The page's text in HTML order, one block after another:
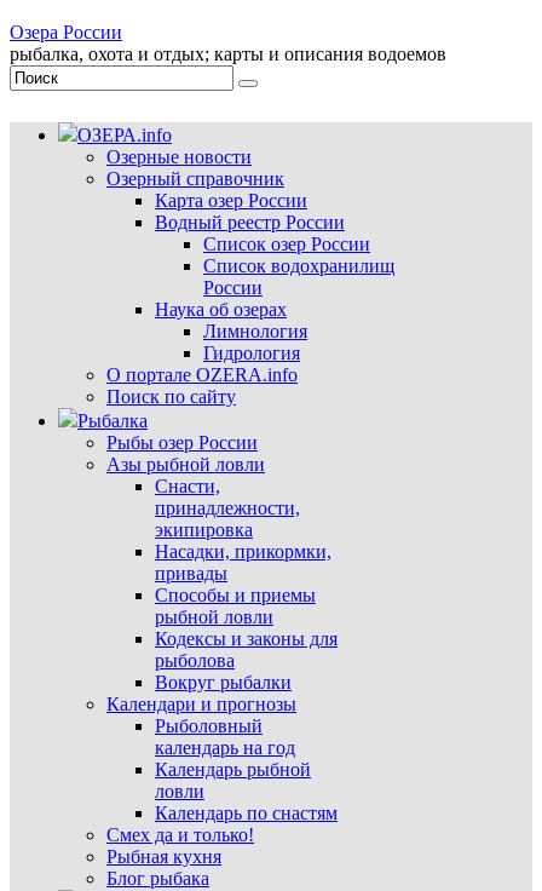
Озера России
рыбалка, охота и отдых; карты и описания водоемов
ОЗЕРА.info
Озерные новости
Озерный справочник
Карта озер России
Водный реестр России
Список озер России
Список водохранилищ
России
Наука об озерах
Лимнология
Гидрология
О портале OZERA.info
Поиск по сайту
Рыбалка
Рыбы озер России
Азы рыбной ловли
Снасти,
принадлежности,
экипировка
Насадки, прикормки,
привады
Способы и приемы
рыбной ловли
Кодексы и законы для
рыболова
Вокруг рыбалки
Календари и прогнозы
Рыболовный
календарь на год
Календарь рыбной
ловли
Календарь по снастям
Смех да и только!
Рыбная кухня
Блог рыбака